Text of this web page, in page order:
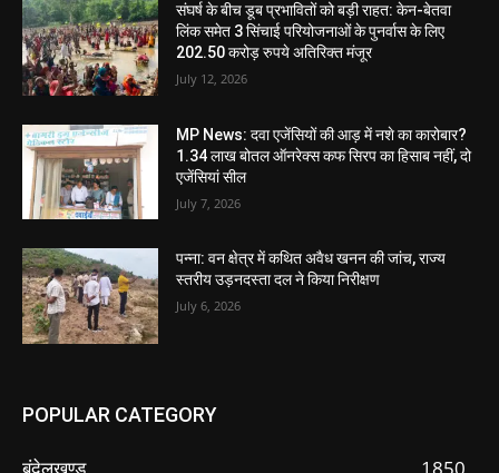
संघर्ष के बीच डूब प्रभावितों को बड़ी राहत: केन-बेतवा
लिंक समेत 3 सिंचाई परियोजनाओं के पुनर्वास के लिए
202.50 करोड़ रुपये अतिरिक्त मंजूर
July 12, 2026
MP News: दवा एजेंसियों की आड़ में नशे का कारोबार?
1.34 लाख बोतल ऑनरेक्स कफ सिरप का हिसाब नहीं, दो
एजेंसियां सील
July 7, 2026
पन्ना: वन क्षेत्र में कथित अवैध खनन की जांच, राज्य
स्तरीय उड़नदस्ता दल ने किया निरीक्षण
July 6, 2026
POPULAR CATEGORY